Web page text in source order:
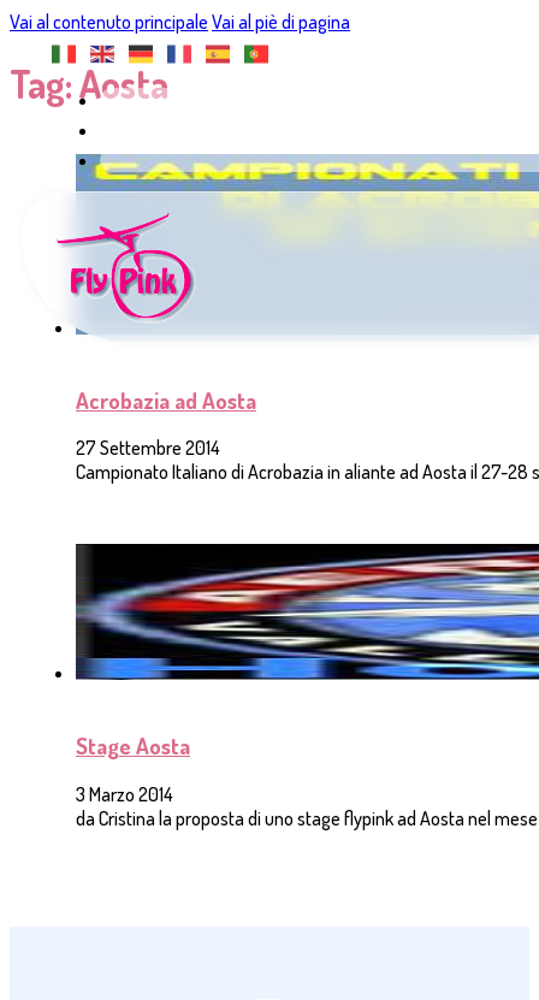
Vai al contenuto principale Vai al piè di pagina
Tag:Aosta
Acrobazia ad Aosta
27 Settembre 2014
Campionato Italiano di Acrobazia in aliante ad Aosta il 27-
Stage Aosta
3 Marzo 2014
da Cristina la proposta di uno stage flypink ad Aosta nel